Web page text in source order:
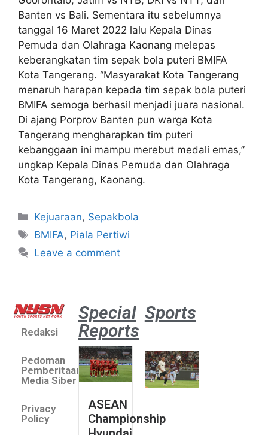
Banten vs Bali. Sementara itu sebelumnya
tanggal 16 Maret 2022 lalu Kepala Dinas
Pemuda dan Olahraga Kaonang melepas
keberangkatan tim sepak bola puteri BMIFA
Kota Tangerang. “Masyarakat Kota Tangerang
menaruh harapan kepada tim sepak bola puteri
BMIFA semoga berhasil menjadi juara nasional.
Di ajang Porprov Banten pun warga Kota
Tangerang mengharapkan tim puteri
kebanggaan ini mampu merebut medali emas,”
ungkap Kepala Dinas Pemuda dan Olahraga
Kota Tangerang, Kaonang.
Kejuaraan, Sepakbola
BMIFA, Piala Pertiwi
Leave a comment
Redaksi
Pedoman
Pemberitaan
Media Siber
Privacy
Policy
Special
Reports
ASEAN
Championship
Sports